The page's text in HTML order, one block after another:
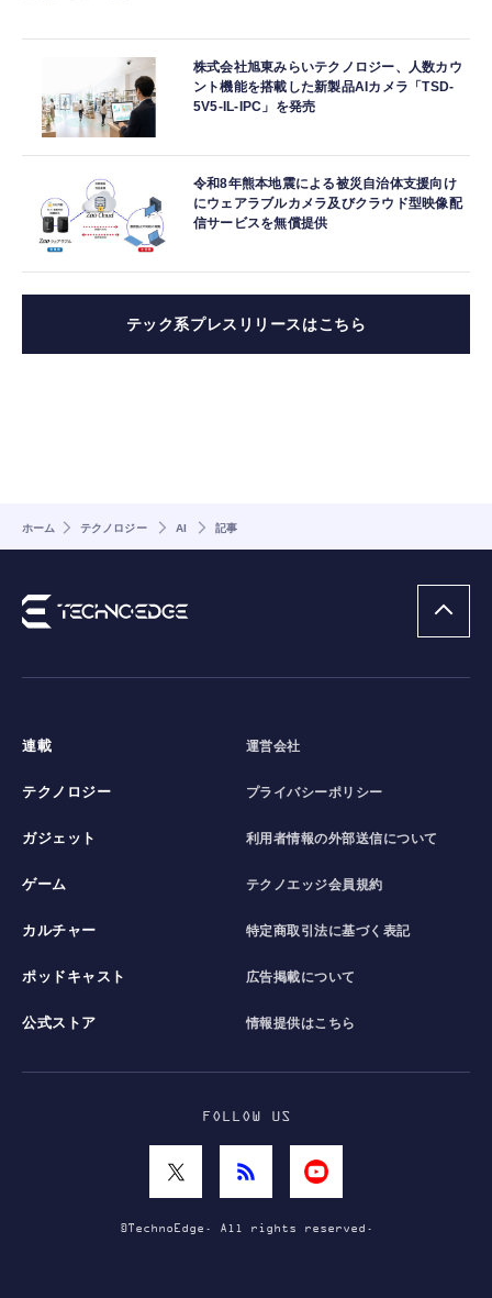
株式会社旭東みらいテクノロジー、人数カウ
ント機能を搭載した新製品AIカメラ「TSD-
5V5-IL-IPC」を発売
令和8年熊本地震による被災自治体支援向け
にウェアラブルカメラ及びクラウド型映像配
信サービスを無償提供
テック系プレスリリースはこちら
ホーム テクノロジー AI 記事
連載
テクノロジー
ガジェット
ゲーム
カルチャー
ポッドキャスト
公式ストア
運営会社
プライバシーポリシー
利用者情報の外部送信について
テクノエッジ会員規約
特定商取引法に基づく表記
広告掲載について
情報提供はこちら
FOLLOW US
©TechnoEdge. All rights reserved.